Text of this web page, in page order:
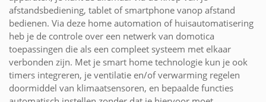
afstandsbediening, tablet of smartphone vanop afstand
bedienen. Via deze home automation of huisautomatisering
heb je de controle over een netwerk van domotica
toepassingen die als een compleet systeem met elkaar
verbonden zijn. Met je smart home technologie kun je ook
timers integreren, je ventilatie en/of verwarming regelen
doormiddel van klimaatsensoren, en bepaalde functies